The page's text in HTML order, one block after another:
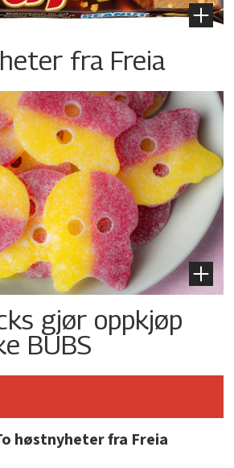
fra Freia
gjør oppkjøp
BUBS
høstnyheter fra Freia